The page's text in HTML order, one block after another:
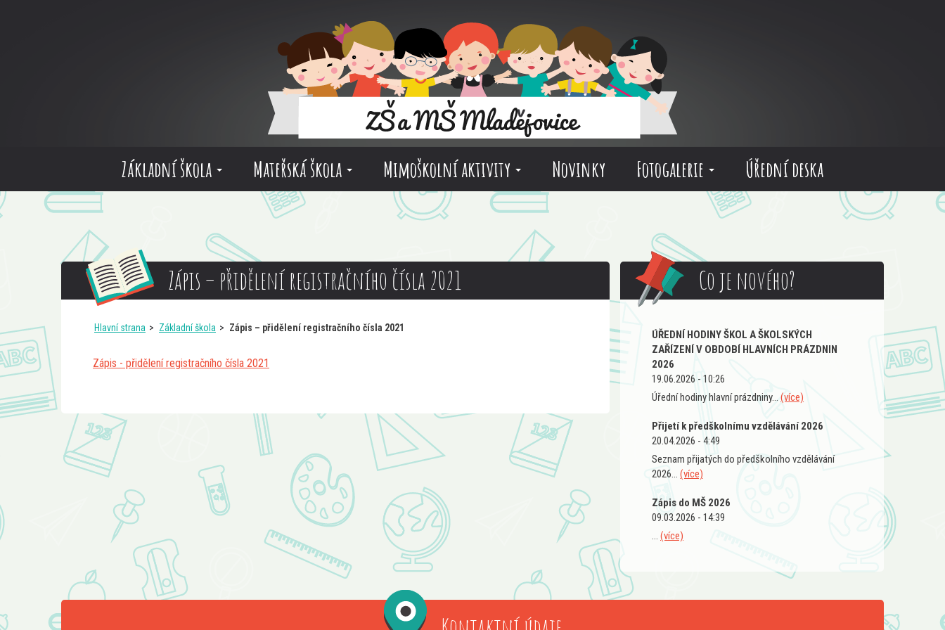
Základní škola Mateřská škola Mimoškolní aktivity Novinky Fotogalerie Úřední deska
Zápis – přidělení registračního čísla 2021
Hlavní strana Základní škola Zápis – přidělení registračního čísla 2021
Zápis - přidělení registračního čísla 2021
Co je nového?
ÚŘEDNÍ HODINY ŠKOL A ŠKOLSKÝCH
ZAŘÍZENÍ V OBDOBÍ HLAVNÍCH PRÁZDNIN
2026
19.06.2026 - 10:26
Úřední hodiny hlavní prázdniny... (více)
Přijetí k předškolnímu vzdělávání 2026
20.04.2026 - 4:49
Seznam přijatých do předškolního vzdělávání
2026... (více)
Zápis do MŠ 2026
09.03.2026 - 14:39
... (více)